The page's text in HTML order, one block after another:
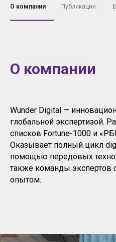
О компании Публикации
О компании
Wunder Digital —
глобальной экспертизой.
списков Fortune-1000 и
Оказывает полный цикл
помощью передовых
также команды
опытом.